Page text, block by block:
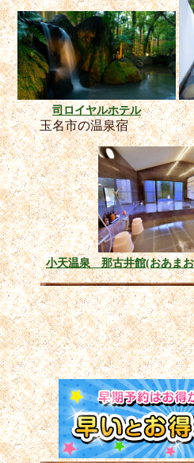
司ロイヤルホテル
玉名市の温泉宿
小天温泉 那古井館(おあ